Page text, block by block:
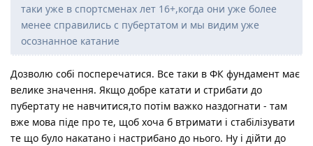
таки уже в спортсменах лет 16+,когда они уже более
менее справились с пубертатом и мы видим уже
осознанное катание
Дозволю собі посперечатися. Все таки в ФК фундамент має
велике значення. Якщо добре катати и стрибати до
пубертату не навчитися,то потім важко наздогнати - там
вже мова піде про те, щоб хоча б втримати і стабілізувати
те що було накатано і настрибано до нього. Ну і дійти до